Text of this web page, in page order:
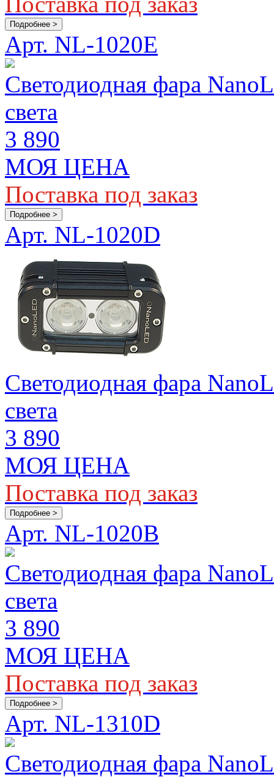
Подробнее >
Арт. NL-1020E
Светодиодная фара
света
3 890
МОЯ ЦЕНА
Поставка под заказ
Подробнее >
Арт. NL-1020D
Светодиодная фара
света
3 890
МОЯ ЦЕНА
Поставка под заказ
Подробнее >
Арт. NL-1020B
Светодиодная фара
света
3 890
МОЯ ЦЕНА
Поставка под заказ
Подробнее >
Арт. NL-1310D
Светодиодная фара